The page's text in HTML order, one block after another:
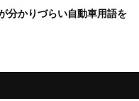
分かりづらい自動車用語を